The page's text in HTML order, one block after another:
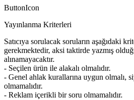
ButtonIcon
Yayınlanma Kriterleri
Satıcıya sorulacak soruların aşağıdaki
gerekmektedir, aksi taktirde yazmış
alınamayacaktır.
- Seçilen ürün ile alakalı olmalıdır.
- Genel ahlak kurallarına uygun olmalı,
olmamalıdır.
- Reklam içerikli bir soru olmamalıdır.